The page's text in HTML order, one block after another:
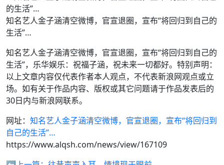
知名艺人金子涵清空微博，官宣退圈，宣布“将回归到自己的
生活”…
知名艺人金子涵清空微博，官宣退圈，宣布“将回归到自己的
生活”，乐华娱乐：祝福子涵，祝未来一切都好。特别声明：
以上文章内容仅代表作者本人观点，不代表新浪网观点或立
场。如有关于作品内容、版权或其它问题请于作品发表后的
30日内与新浪网联系。
网址： 知名艺人金子涵清空微博，官宣退圈，宣布“将回归到
自己的生活”…
https://www.alqsh.com/news/view/167109